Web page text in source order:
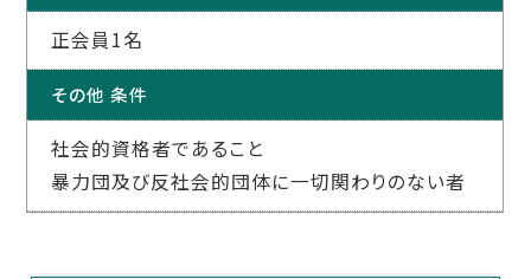
正会員1名
その他 条件
社会的資格者であること
暴力団及び反社会的団体に一切関わりのない者